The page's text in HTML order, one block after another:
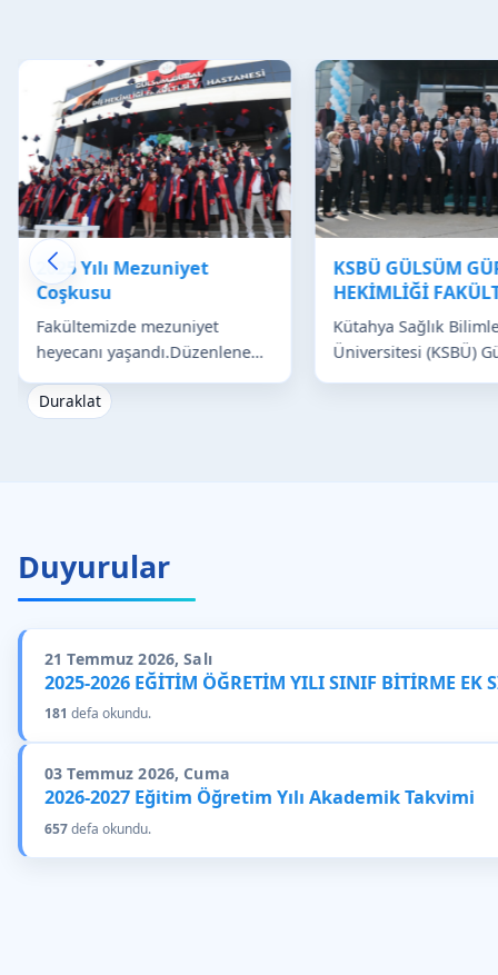
2025 Yılı Mezuniyet
Coşkusu
Fakültemizde mezuniyet
heyecanı yaşandı.Düzenlenen
mezuniyet törenine; Kütahya
Valisi Musa Işın, Hava Er
KSBÜ GÜLSÜM
HEKİMLİĞİ
HASTANESİ
Kütahya Sağlık
Üniversitesi (KSBÜ)
Güral Diş Hekimliği
Duraklat
Duyurular
21 Temmuz 2026, Salı
2025-2026 EĞİTİM ÖĞRETİM YILI SINIF BİTİRME EK
181 defa okundu.
03 Temmuz 2026, Cuma
2026-2027 Eğitim Öğretim Yılı Akademik Takvimi
657defa okundu.